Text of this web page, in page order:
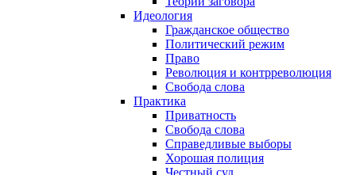
Идеология
Гражданское общество
Политический режим
Право
Революция и контрреволюция
Свобода слова
Практика
Приватность
Свобода слова
Справедливые выборы
Хорошая полиция
Честный суд